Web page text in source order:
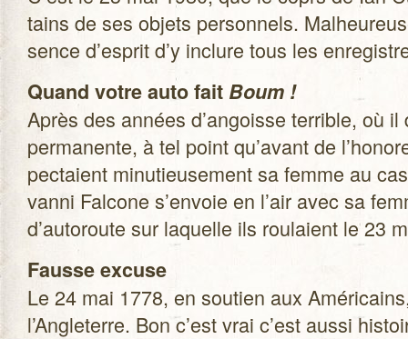
tains de ses objets per­son­nels.
sence d’esprit d’y inclure tous les
Quand votre auto fait Boum !
Après des années d’angoisse ter­rible, où
per­ma­nente, à tel point qu’avant de
pec­taient minu­tieu­se­ment sa femme au
vanni Fal­cone s’envoie en l’air avec sa
d’autoroute sur laquelle ils rou­laient le 23
Fausse excuse
Le 24 mai 1778, en sou­tien aux
l’Angleterre. Bon c’est vrai c’est aussi